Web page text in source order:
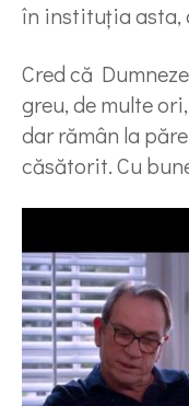
în instituția asta,
Cred că
greu, de multe
dar rămân la
căsătorit. Cu